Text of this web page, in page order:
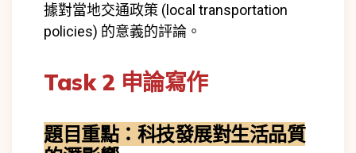
據對當地交通政策 (local transportation
policies) 的意義的評論。
Task 2 申論寫作
題目重點：科技發展對生活品質